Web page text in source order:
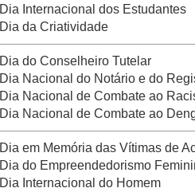
Dia Internacional dos Estudantes
Dia da Criatividade
Dia do Conselheiro Tutelar
Dia Nacional do Notário e do
Dia Nacional de Combate ao
Dia Nacional de Combate ao
Dia em Memória das Vítimas de
Dia do Empreendedorismo
Dia Internacional do Homem